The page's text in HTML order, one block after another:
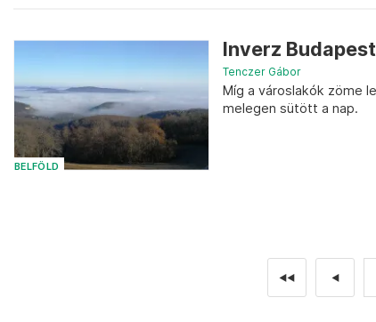
BELFÖLD
Inverz
Tenczer Gábor
Míg a városlakók zöme
melegen sütött a nap.
◄◄ ◄